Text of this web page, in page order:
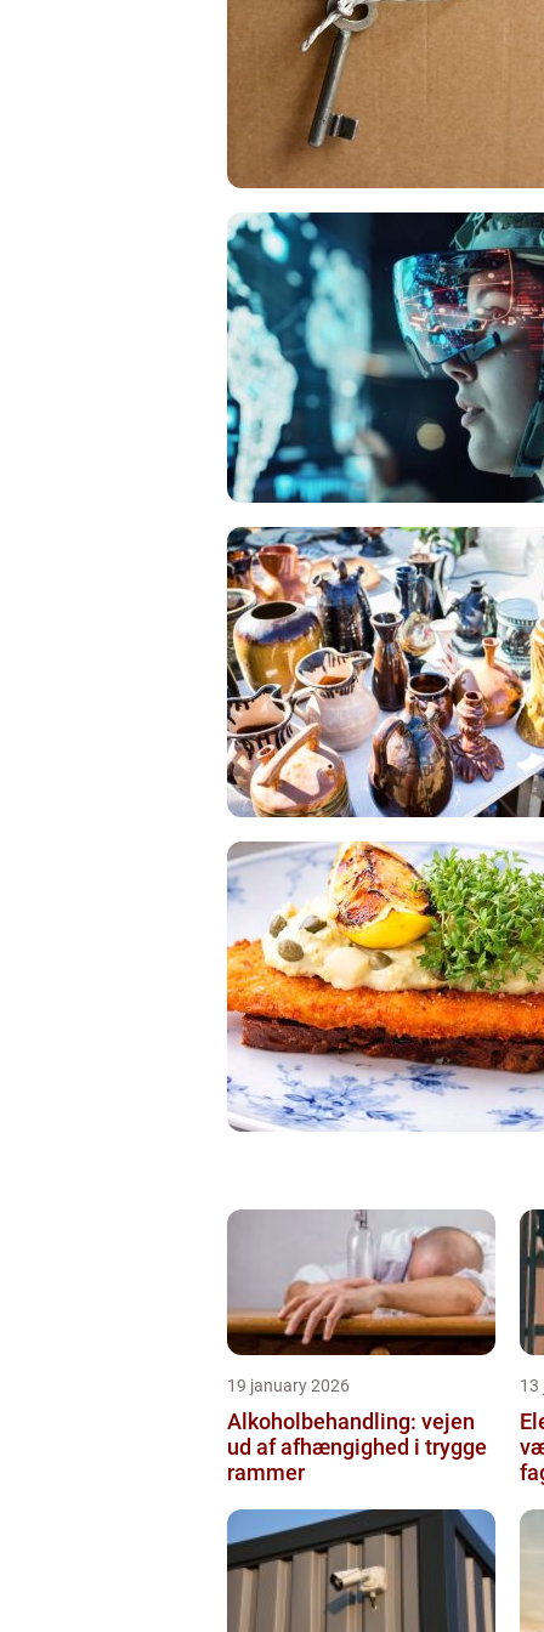
19 january 2026
Alkoholbehandling: vejen
ud af afhængighed i trygge
rammer
13